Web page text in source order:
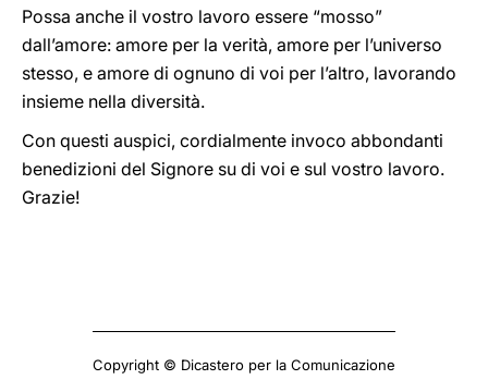
Possa anche il vostro lavoro essere “mosso”
dall’amore: amore per la verità, amore per l’universo
stesso, e amore di ognuno di voi per l’altro, lavorando
insieme nella diversità.
Con questi auspici, cordialmente invoco abbondanti
benedizioni del Signore su di voi e sul vostro lavoro.
Grazie!
Copyright © Dicastero per la Comunicazione